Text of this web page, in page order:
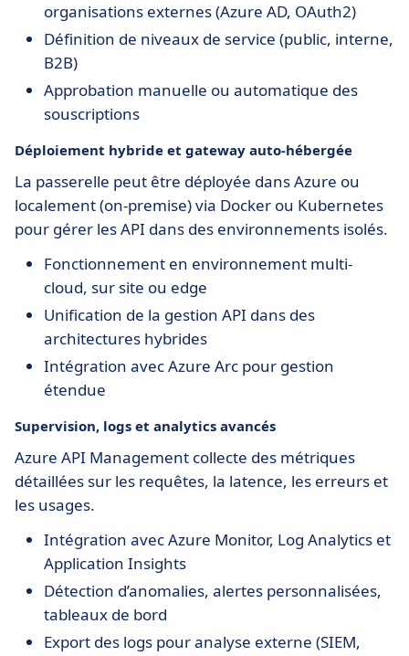
organisations externes (Azure AD, OAuth2)
Définition de niveaux de service (public, interne,
B2B)
Approbation manuelle ou automatique des
souscriptions
Déploiement hybride et gateway auto-hébergée
La passerelle peut être déployée dans Azure ou
localement (on-premise) via Docker ou Kubernetes
pour gérer les API dans des environnements isolés.
Fonctionnement en environnement multi-
cloud, sur site ou edge
Unification de la gestion API dans des
architectures hybrides
Intégration avec Azure Arc pour gestion
étendue
Supervision, logs et analytics avancés
Azure API Management collecte des métriques
détaillées sur les requêtes, la latence, les erreurs et
les usages.
Intégration avec Azure Monitor, Log Analytics et
Application Insights
Détection d’anomalies, alertes personnalisées,
tableaux de bord
Export des logs pour analyse externe (SIEM,